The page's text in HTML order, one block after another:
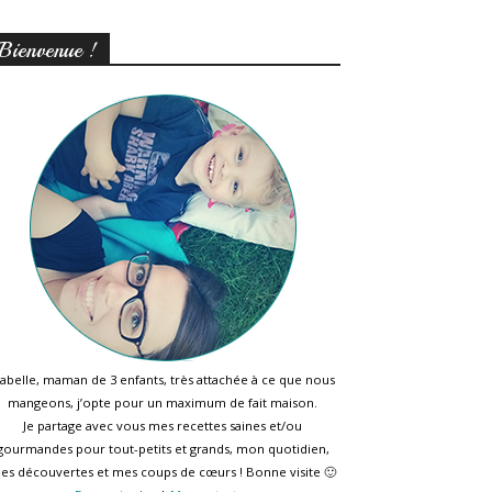
!
maman de 3 enfants, très attachée à ce que nous
mangeons, j’opte pour un maximum de fait maison.
Je partage avec vous mes recettes saines et/ou
pour tout-petits et grands, mon quotidien,
découvertes et mes coups de cœurs ! Bonne visite 🙂